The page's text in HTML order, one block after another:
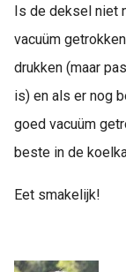
Is de deksel niet
vacuüm
drukken (maar
is) en als er nog
goed vacuüm
beste in de
Eet smakelijk!